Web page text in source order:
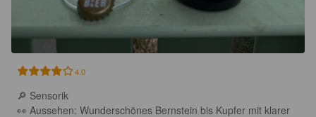
4.0
🔎 Sensorik
👀 Aussehen: Wunderschönes Bernstein bis Kupfer mit klarer